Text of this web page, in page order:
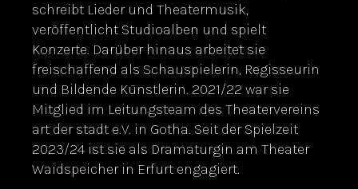
schreibt Lieder und Theatermusik,
veröffentlicht Studioalben und spielt
Konzerte. Darüber hinaus arbeitet sie
freischaffend als Schauspielerin, Regisseurin
und Bildende Künstlerin. 2021/22 war sie
Mitglied im Leitungsteam des Theatervereins
art der stadt e.V. in Gotha. Seit der Spielzeit
2023/24 ist sie als Dramaturgin am Theater
Waidspeicher in Erfurt engagiert.